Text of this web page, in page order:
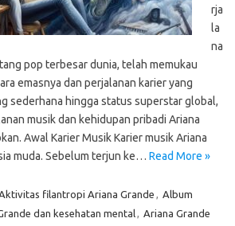
rja
la
na
pop terbesar dunia, telah memukau
emasnya dan perjalanan karier yang
sederhana hingga status superstar global,
musik dan kehidupan pribadi Ariana
Awal Karier Musik Karier musik Ariana
muda. Sebelum terjun ke… Read More »
filantropi Ariana Grande , Album
dan kesehatan mental, Ariana Grande